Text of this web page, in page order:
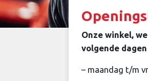
Onze winkel,
volgende
– maandag t/m